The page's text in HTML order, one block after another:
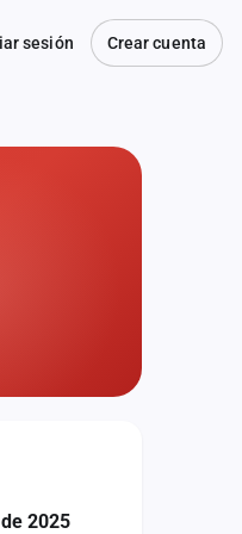
sesión Crear cuenta
2025